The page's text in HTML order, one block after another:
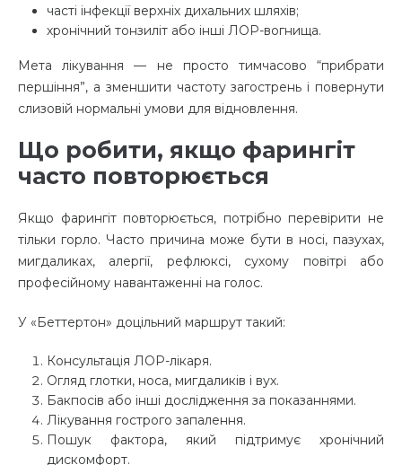
часті інфекції верхніх дихальних шляхів;
хронічний тонзиліт або інші ЛОР-вогнища.
Мета лікування — не просто тимчасово “прибрати
першіння”, а зменшити частоту загострень і повернути
слизовій нормальні умови для відновлення.
Що робити, якщо фарингіт
часто повторюється
Якщо фарингіт повторюється, потрібно перевірити не
тільки горло. Часто причина може бути в носі, пазухах,
мигдаликах, алергії, рефлюксі, сухому повітрі або
професійному навантаженні на голос.
У «Беттертон» доцільний маршрут такий:
Консультація ЛОР-лікаря.
Огляд глотки, носа, мигдаликів і вух.
Бакпосів або інші дослідження за показаннями.
Лікування гострого запалення.
Пошук фактора, який підтримує хронічний
дискомфорт.